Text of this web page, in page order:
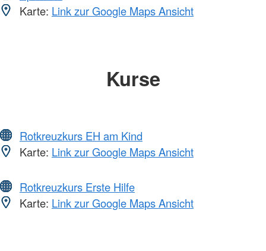
Karte: Link zur Google Maps Ansicht
Kurse
Rotkreuzkurs EH am Kind
Karte: Link zur Google Maps Ansicht
Rotkreuzkurs Erste Hilfe
Karte: Link zur Google Maps Ansicht